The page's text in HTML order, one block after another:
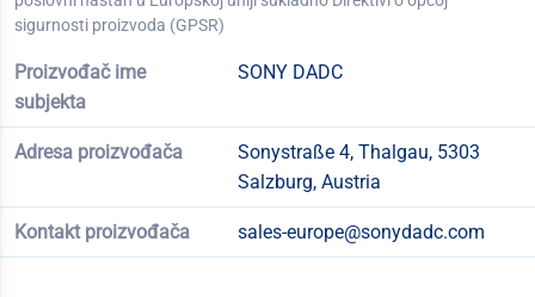
sigurnosti proizvoda (GPSR)
Proizvođač ime
subjekta
SONY DADC
Adresa proizvođača
Sonystraße 4, Thalgau, 5303
Salzburg, Austria
Kontakt proizvođača sales-europe@sonydadc.com